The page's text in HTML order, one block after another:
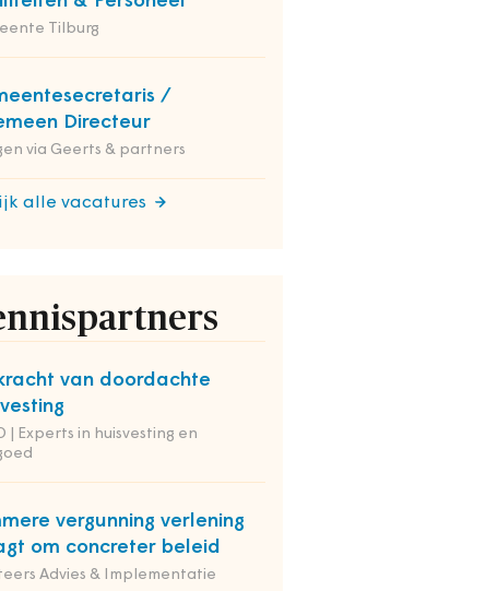
Tilburg
/
Directeur
via Geerts & partners
alle vacatures
van doordachte
| Experts in huisvesting en
vergunning verlening
om concreter beleid
Advies & Implementatie